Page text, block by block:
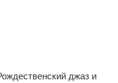
джаз и